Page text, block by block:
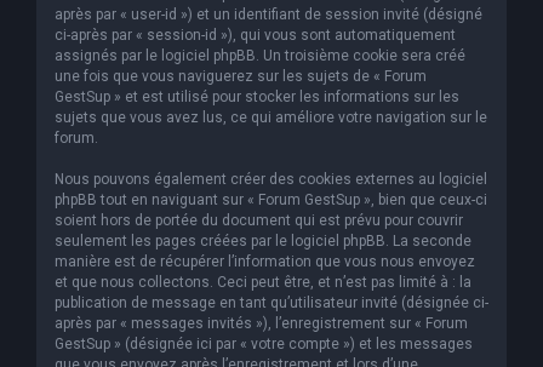
après par « user-id ») et un identifiant de session invité (désigné
ci-après par « session-id »), qui vous sont automatiquement
assignés par le logiciel phpBB. Un troisième cookie sera créé
une fois que vous naviguerez sur les sujets de « Forum
GestSup » et est utilisé pour stocker les informations sur les
sujets que vous avez lus, ce qui améliore votre navigation sur le
forum.
Nous pouvons également créer des cookies externes au logiciel
phpBB tout en naviguant sur « Forum GestSup », bien que ceux-ci
soient hors de portée du document qui est prévu pour couvrir
seulement les pages créées par le logiciel phpBB. La seconde
manière est de récupérer l’information que vous nous envoyez
et que nous collectons. Ceci peut être, et n’est pas limité à : la
publication de message en tant qu’utilisateur invité (désignée ci-
après par « messages invités »), l’enregistrement sur « Forum
GestSup » (désignée ici par « votre compte ») et les messages